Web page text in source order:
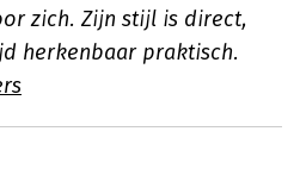
zich. Zijn stijl is direct,
herkenbaar praktisch.